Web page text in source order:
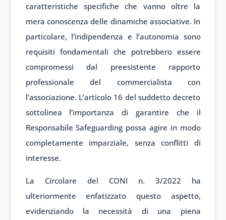
caratteristiche specifiche che vanno oltre la
mera conoscenza delle dinamiche associative. In
particolare, l’indipendenza e l’autonomia sono
requisiti fondamentali che potrebbero essere
compromessi dal preesistente rapporto
professionale del commercialista con
l’associazione. L’articolo 16 del suddetto decreto
sottolinea l’importanza di garantire che il
Responsabile Safeguarding possa agire in modo
completamente imparziale, senza conflitti di
interesse.
La Circolare del CONI n. 3/2022 ha
ulteriormente enfatizzato questo aspetto,
evidenziando la necessità di una piena